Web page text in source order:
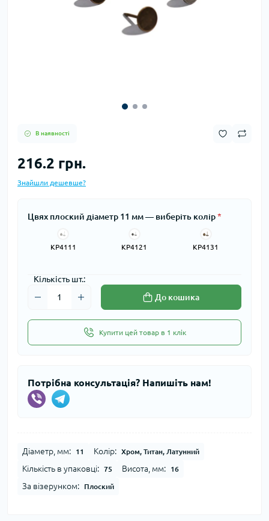
В наявності
216.2 грн.
Знайшли дешевше?
Цвях плоский діаметр 11 мм — виберіть колір*
KP4111 KP4121 KP4131
Кількість шт.:
До кошика
Купити цей товар в 1 клік
Потрібна консультація? Напишіть нам!
Діаметр, мм: 11 Колір: Хром, Титан, Латунний
Кількість в упаковці: 75 Висота, мм: 16
За візерунком: Плоский